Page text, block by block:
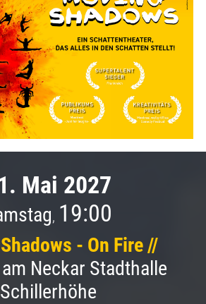
Mai 2027
, 19:00
- On Fire //
Neckar Stadthalle
Schillerhöhe